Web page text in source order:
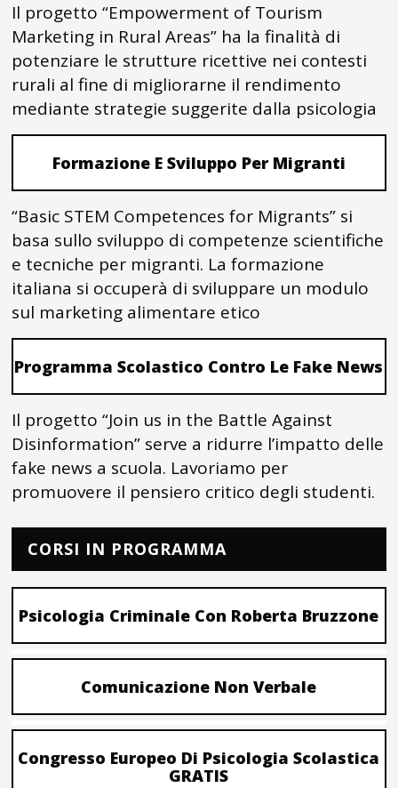
Il progetto “Empowerment of Tourism
Marketing in Rural Areas” ha la finalità di
potenziare le strutture ricettive nei contesti
rurali al fine di migliorarne il rendimento
mediante strategie suggerite dalla psicologia
Formazione E Sviluppo Per Migranti
“Basic STEM Competences for Migrants” si
basa sullo sviluppo di competenze scientifiche
e tecniche per migranti. La formazione
italiana si occuperà di sviluppare un modulo
sul marketing alimentare etico
Programma Scolastico Contro Le Fake News
Il progetto “Join us in the Battle Against
Disinformation” serve a ridurre l’impatto delle
fake news a scuola. Lavoriamo per
promuovere il pensiero critico degli studenti.
CORSI IN PROGRAMMA
Psicologia Criminale Con Roberta Bruzzone
Comunicazione Non Verbale
Congresso Europeo Di Psicologia Scolastica
GRATIS